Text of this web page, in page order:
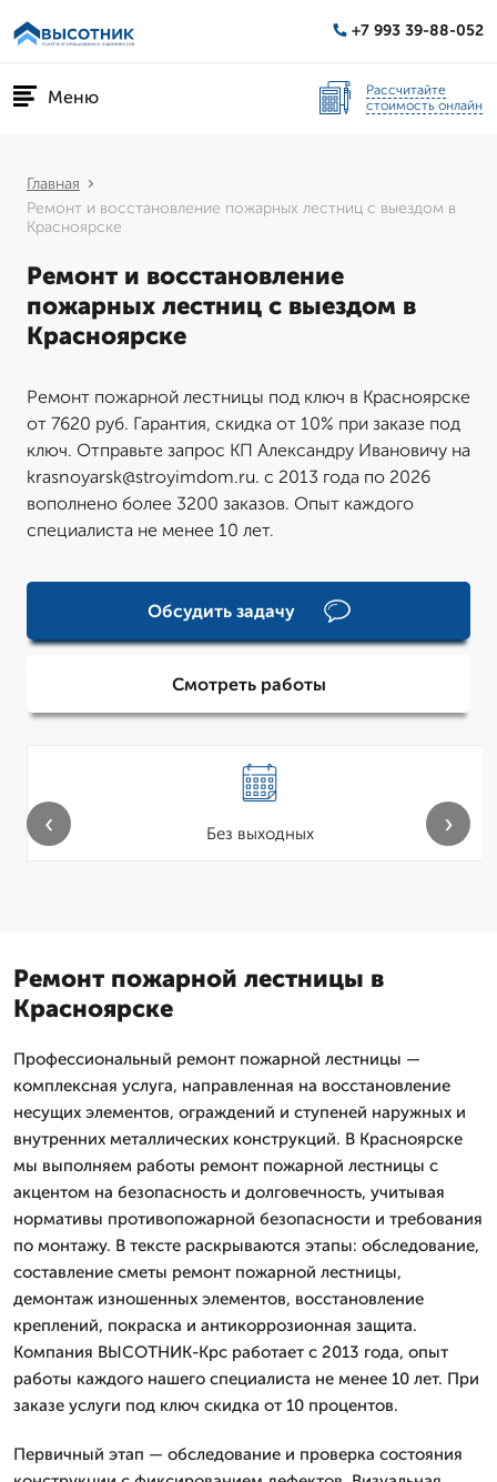
+7 993 39-88-052
Меню
Рассчитайте
стоимость онлайн
Главная
Ремонт и восстановление пожарных лестниц с выездом в
Красноярске
Ремонт и восстановление
пожарных лестниц с выездом в
Красноярске
Ремонт пожарной лестницы под ключ в Красноярске
от 7620 руб. Гарантия, скидка от 10% при заказе под
ключ. Отправьте запрос КП Александру Ивановичу на
krasnoyarsk@stroyimdom.ru. с 2013 года по 2026
вополнено более 3200 заказов. Опыт каждого
специалиста не менее 10 лет.
Обсудить задачу
Смотреть работы
Без выходных
‹ ›
Ремонт пожарной лестницы в
Красноярске
Профессиональный ремонт пожарной лестницы —
комплексная услуга, направленная на восстановление
несущих элементов, ограждений и ступеней наружных и
внутренних металлических конструкций. В Красноярске
мы выполняем работы ремонт пожарной лестницы с
акцентом на безопасность и долговечность, учитывая
нормативы противопожарной безопасности и требования
по монтажу. В тексте раскрываются этапы: обследование,
составление сметы ремонт пожарной лестницы,
демонтаж изношенных элементов, восстановление
креплений, покраска и антикоррозионная защита.
Компания ВЫСОТНИК-Крс работает с 2013 года, опыт
работы каждого нашего специалиста не менее 10 лет. При
заказе услуги под ключ скидка от 10 процентов.
Первичный этап — обследование и проверка состояния